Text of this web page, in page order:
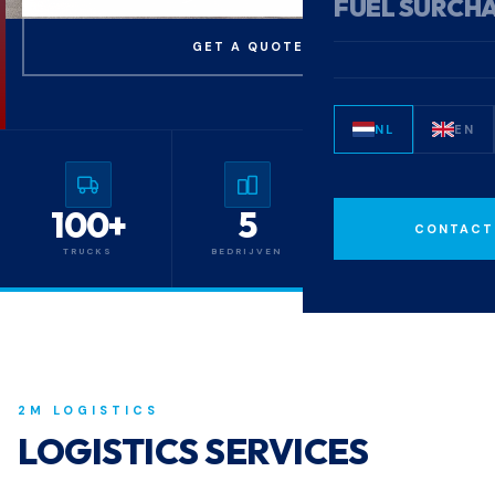
FUEL
NL EN
CONTACT
GET A QUOTE
100+
TRUCKS
5
BEDRIJVEN
2M LOGISTICS
LOGISTICS SERVICES